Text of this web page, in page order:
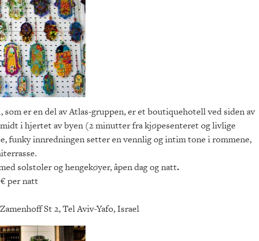
, som er en del av Atlas-gruppen, er et boutiquehotell ved siden av
i hjertet av byen (2 minutter fra kjøpesenteret og livlige
funky innredningen setter en vennlig og intim tone i rommene,
solstoler og hengekøyer, åpen dag og natt.
per natt
Zamenhoff St 2, Tel Aviv-Yafo, Israel